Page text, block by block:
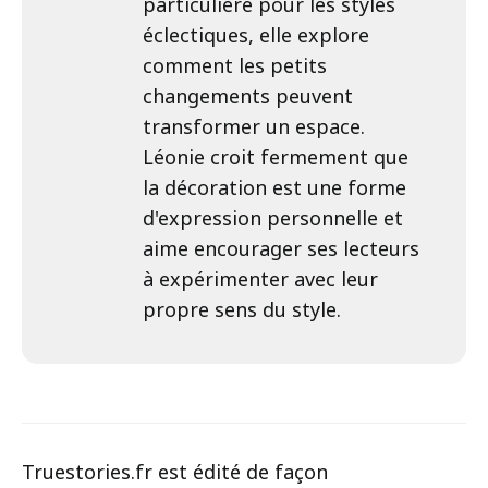
éclectiques, elle explore
comment les petits
changements peuvent
transformer un espace.
Léonie croit fermement que
la décoration est une forme
d'expression personnelle et
aime encourager ses lecteurs
à expérimenter avec leur
propre sens du style.
Truestories.fr est édité de façon